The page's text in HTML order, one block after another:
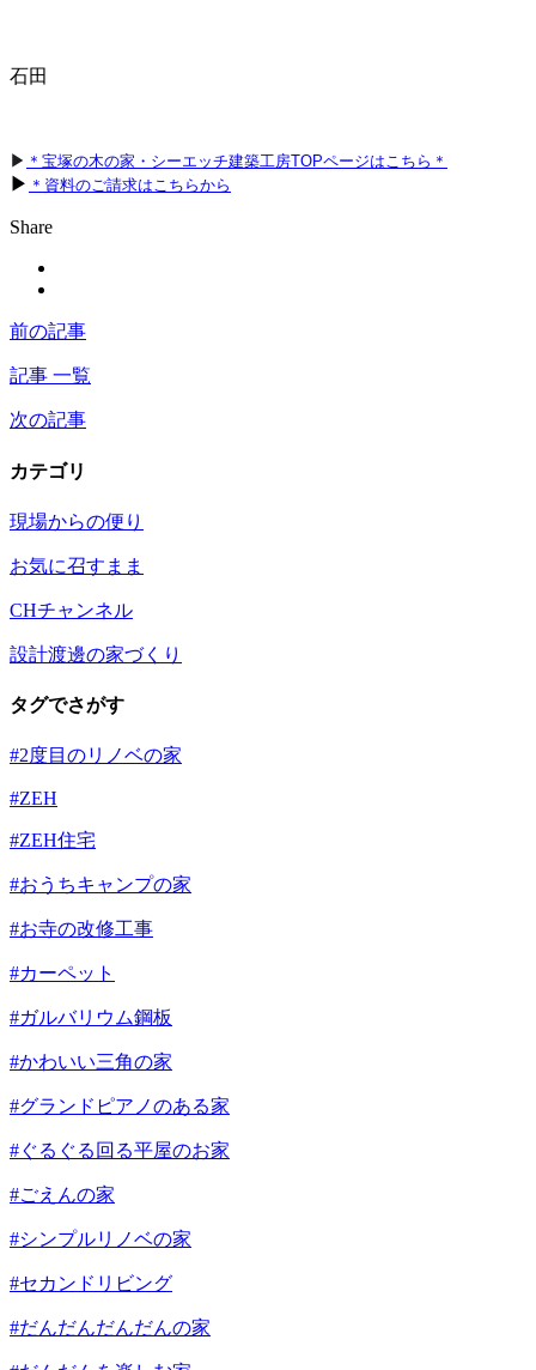
石田
▶ ＊宝塚の木の家・シーエッチ建築工房TOPページはこちら＊
▶ ＊資料のご請求はこちらから
Share
前の記事
記事 一覧
次の記事
カテゴリ
現場からの便り
お気に召すまま
CHチャンネル
設計渡邊の家づくり
タグでさがす
#2度目のリノベの家
#ZEH
#ZEH住宅
#おうちキャンプの家
#お寺の改修工事
#カーペット
#ガルバリウム鋼板
#かわいい三角の家
#グランドピアノのある家
#ぐるぐる回る平屋のお家
#ごえんの家
#シンプルリノベの家
#セカンドリビング
#だんだんだんだんの家